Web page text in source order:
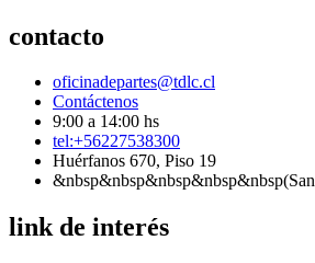
contacto
oficinadepartes@tdlc.cl
Contáctenos
9:00 a 14:00 hs
tel:+56227538300
Huérfanos 670, Piso 19
link de interés